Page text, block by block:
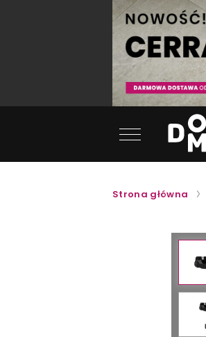
Strona główna